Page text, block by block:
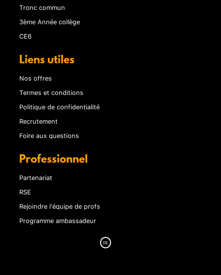
Tronc commun
3ème Année collège
CE6
Liens utiles
Nos offres
Termes et conditions
Politique de confidentialité
Recrutement
Foire aux questions
Professionnel
Partenariat
RSE
Rejoindre l'équipe de profs
Programme ambassadeur